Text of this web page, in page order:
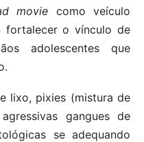
movie como veículo
fortalecer o vínculo de
adolescentes que
lixo, pixies (mistura de
gangues de
se adequando